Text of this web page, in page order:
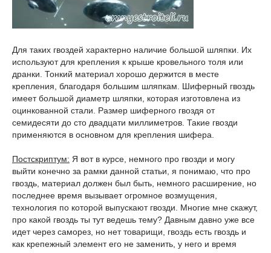
Для таких гвоздей характерно наличие большой шляпки. Их
используют для крепления к крыше кровельного толя или
дранки. Тонкий материал хорошо держится в месте
крепления, благодаря большим шляпкам. Шиферный гвоздь
имеет большой диаметр шляпки, которая изготовлена из
оцинкованной стали. Размер шиферного гвоздя от
семидесяти до сто двадцати миллиметров. Такие гвозди
применяются в основном для крепления шифера.
Постскриптум: Я вот в курсе, немного про гвозди и могу
выйти конечно за рамки данной статьи, я понимаю, что про
гвоздь, материал должен был быть, немного расширение, но
последнее время вызывает огромное возмущения,
технология по которой выпускают гвозди. Многие мне скажут,
про какой гвоздь ты тут ведешь тему? Давным давно уже все
идет через саморез, но нет товарищи, гвоздь есть гвоздь и
как крепежный элемент его не заменить, у него и время